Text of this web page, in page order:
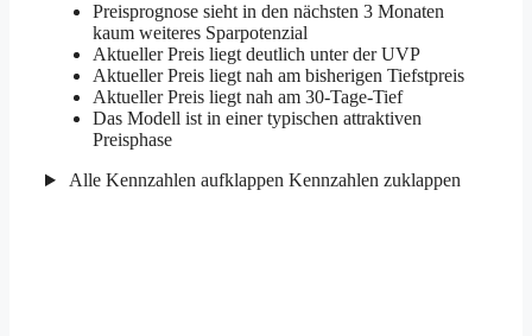
Preisprognose sieht in den nächsten 3 Monaten
kaum weiteres Sparpotenzial
Aktueller Preis liegt deutlich unter der UVP
Aktueller Preis liegt nah am bisherigen Tiefstpreis
Aktueller Preis liegt nah am 30-Tage-Tief
Das Modell ist in einer typischen attraktiven
Preisphase
Alle Kennzahlen aufklappen Kennzahlen zuklappen